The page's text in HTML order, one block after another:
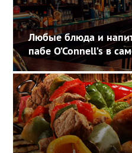
Любые блюда и
пабе O’Connell’s в